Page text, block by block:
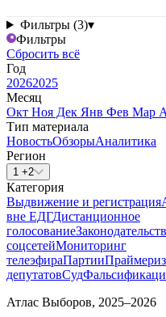
Фильтры (3)▾
Фильтры
Сбросить всё
Год
20262025
Месяц
Окт Ноя Дек Янв Фев Мар
Тип материала
НовостьОбзорыАналитика
Регион
1 +2
Категория
Выдвижение и регистрация
вне ЕДГДистанционное
голосование
соцсетейМониторинг
телеэфираПартииПраймериз
депутатовСуд
Атлас Выборов, 2025–2026